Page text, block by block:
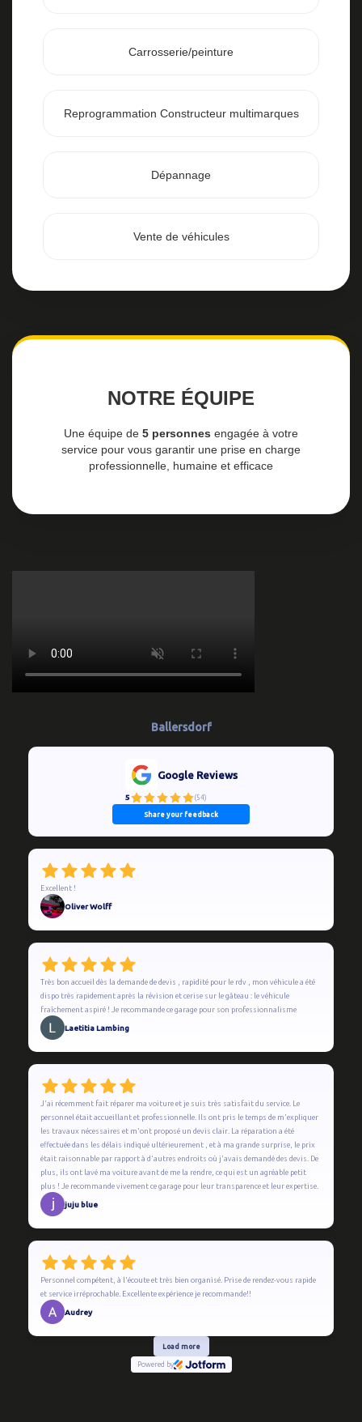
Carrosserie/peinture
Reprogrammation Constructeur multimarques
Dépannage
Vente de véhicules
NOTRE ÉQUIPE
Une équipe de 5 personnes engagée à votre
service pour vous garantir une prise en charge
professionnelle, humaine et efficace
Ballersdorf
Google Reviews
5 (54)
Share your feedback
Excellent !
Oliver Wolff
Très bon accueil dès la demande de devis , rapidité pour le rdv , mon véhicule a été
dispo très rapidement après la révision et cerise sur le gâteau : le véhicule
fraîchement aspiré ! Je recommande ce garage pour son professionnalisme
Laetitia Lambing
J'ai récemment fait réparer ma voiture et je suis très satisfait du service. Le
personnel était accueillant et professionnelle. Ils ont pris le temps de m'expliquer
les travaux nécessaires et m'ont proposé un devis clair. La réparation a été
effectuée dans les délais indiqué ultérieurement , et à ma grande surprise, le prix
était raisonnable par rapport à d'autres endroits où j'avais demandé des devis. De
plus, ils ont lavé ma voiture avant de me la rendre, ce qui est un agréable petit
plus ! Je recommande vivement ce garage pour leur transparence et leur expertise.
juju blue
Personnel compétent, à l'écoute et très bien organisé. Prise de rendez-vous rapide
et service irréprochable. Excellente expérience je recommande!!
Audrey
Load more
Powered by